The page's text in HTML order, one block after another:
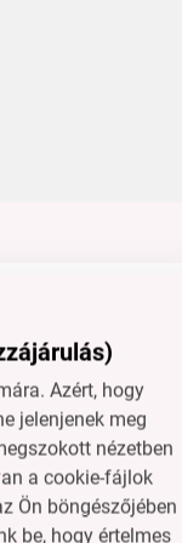
& LINO VINYL
| Tisztító és
a laminált,
padlókhoz,
linóleumhoz |
Ár neked
190 Ft
Azért, hogy
jelenjenek meg
nézetben
a cookie-fájlok
Ön böngészőjében
be, hogy értelmes